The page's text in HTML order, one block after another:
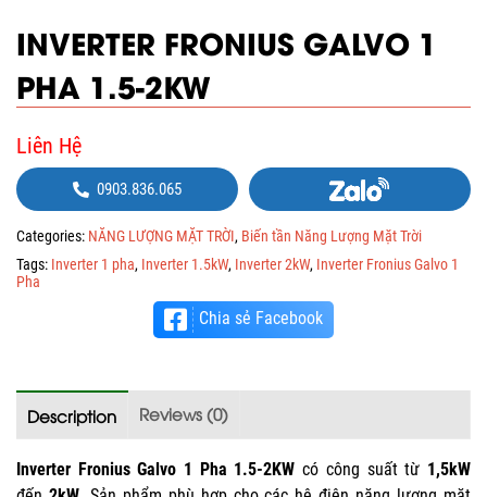
INVERTER FRONIUS GALVO 1
PHA 1.5-2KW
Liên Hệ
0903.836.065
Categories: NĂNG LƯỢNG MẶT TRỜI, Biến tần Năng Lượng Mặt Trời
Tags: Inverter 1 pha, Inverter 1.5kW, Inverter 2kW, Inverter Fronius Galvo 1
Pha
Chia sẻ Facebook
Description Reviews (0)
Inverter Fronius Galvo 1 Pha 1.5-2KW có công suất từ 1,5kW